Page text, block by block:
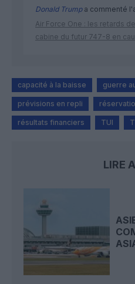
Donald Trumpa commenté
Air Force One : les retards
cabine du futur 747-8 en
capacité à la baisse guerre
prévisions en repli
résultats financiers TUI
LIRE